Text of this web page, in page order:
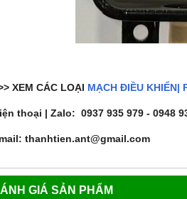
XEM CÁC LOẠI MẠCH ĐIỀU KHIỂN|
thoại | Zalo: 0937 935 979 - 0948
thanhtien.ant@gmail.com
GIÁ SẢN PHẨM